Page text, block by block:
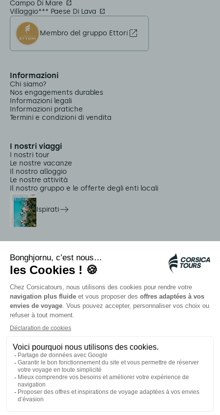
Campo Di Mare
Villaggio*** Paese Di Lava
Membro del gruppo Ettori
Informazioni
Chi siamo?
Nos engagements durables
Informazioni legali
Informazioni pratiche
Termini e condizioni di vendita
I nostri viaggi
I nostri tour
Le nostre vacanze
Il nostro alloggio
Le nostre attività
Il nostro gruppo e le offerte degli enti locali
Ispirati
Navette Citadina
Allarme meduse
Autocars rapides bleus
Contattate i nostri consulenti
I nostri partner